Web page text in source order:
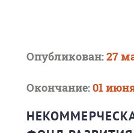
Опубликован:27
Окончание:01